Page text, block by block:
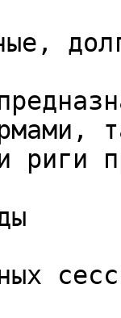
риги